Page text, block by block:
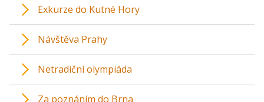
Exkurze do Kutné Hory
Návštěva Prahy
Netradiční olympiáda
Za poznáním do Brna